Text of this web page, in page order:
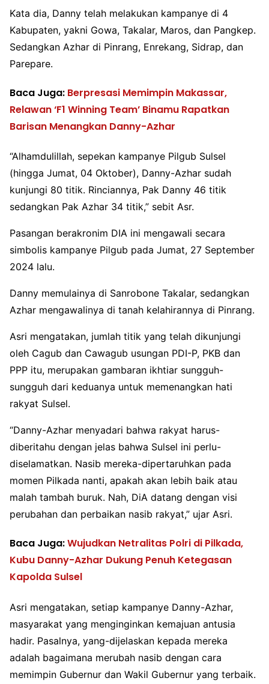
Kata dia, Danny telah melakukan kampanye di 4
Kabupaten, yakni Gowa, Takalar, Maros, dan Pangkep.
Sedangkan Azhar di Pinrang, Enrekang, Sidrap, dan
Parepare.
Baca Juga: Berpresasi Memimpin Makassar,
Relawan ‘F1 Winning Team’ Binamu Rapatkan
Barisan Menangkan Danny-Azhar
“Alhamdulillah, sepekan kampanye Pilgub Sulsel
(hingga Jumat, 04 Oktober), Danny-Azhar sudah
kunjungi 80 titik. Rinciannya, Pak Danny 46 titik
sedangkan Pak Azhar 34 titik,” sebit Asr.
Pasangan berakronim DIA ini mengawali secara
simbolis kampanye Pilgub pada Jumat, 27 September
2024 lalu.
Danny memulainya di Sanrobone Takalar, sedangkan
Azhar mengawalinya di tanah kelahirannya di Pinrang.
Asri mengatakan, jumlah titik yang telah dikunjungi
oleh Cagub dan Cawagub usungan PDI-P, PKB dan
PPP itu, merupakan gambaran ikhtiar sungguh-
sungguh dari keduanya untuk memenangkan hati
rakyat Sulsel.
“Danny-Azhar menyadari bahwa rakyat harus-
diberitahu dengan jelas bahwa Sulsel ini perlu-
diselamatkan. Nasib mereka-dipertaruhkan pada
momen Pilkada nanti, apakah akan lebih baik atau
malah tambah buruk. Nah, DiA datang dengan visi
perubahan dan perbaikan nasib rakyat,” ujar Asri.
Baca Juga:Wujudkan Netralitas Polri di Pilkada,
Kubu Danny-Azhar Dukung Penuh Ketegasan
Kapolda Sulsel
Asri mengatakan, setiap kampanye Danny-Azhar,
masyarakat yang menginginkan kemajuan antusia
hadir. Pasalnya, yang-dijelaskan kepada mereka
adalah bagaimana merubah nasib dengan cara
memimpin Gubernur dan Wakil Gubernur yang terbaik.